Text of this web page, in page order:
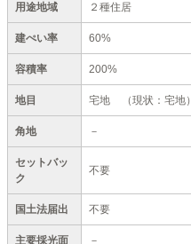
用途地域 ２種住居
建ぺい率 60%
容積率 200%
地目 宅地 （現状：宅地）
角地 －
セットバッ
ク
不要
国土法届出 不要
主要採光面 －